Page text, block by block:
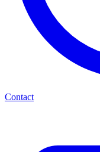
Contact